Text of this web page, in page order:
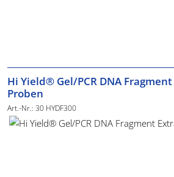
Hi Yield® Gel/PCR DNA
Proben
Art.-Nr.: 30 HYDF300